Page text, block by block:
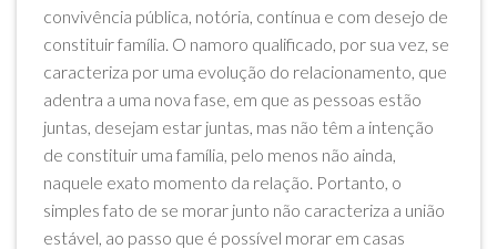
convivência pública, notória, contínua e com desejo de
constituir família. O namoro qualificado, por sua vez, se
caracteriza por uma evolução do relacionamento, que
adentra a uma nova fase, em que as pessoas estão
juntas, desejam estar juntas, mas não têm a intenção
de constituir uma família, pelo menos não ainda,
naquele exato momento da relação. Portanto, o
simples fato de se morar junto não caracteriza a união
estável, ao passo que é possível morar em casas